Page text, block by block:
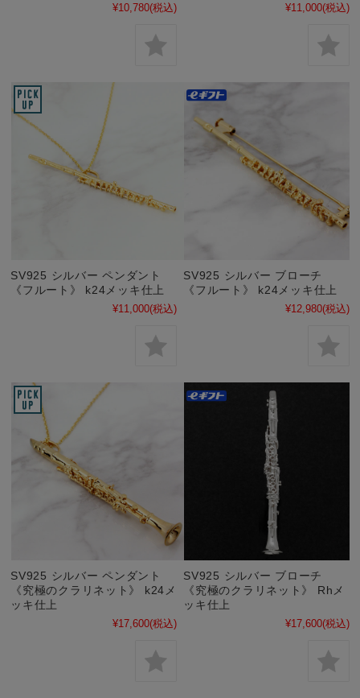
¥10,780(税込) ¥11,000(税込)
SV925 シルバー ペンダント
《フルート》 k24メッキ仕上
¥11,000(税込)
SV925 シルバー ブローチ
《フルート》 k24メッキ仕上
¥12,980(税込)
SV925 シルバー ペンダント
《究極のクラリネット》 k24メ
ッキ仕上
¥17,600(税込)
SV925 シルバー ブローチ
《究極のクラリネット》 Rhメ
ッキ仕上
¥17,600(税込)